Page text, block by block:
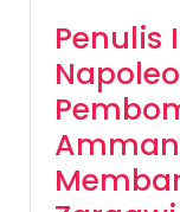
Penulis